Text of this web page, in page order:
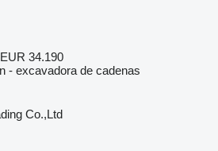
34.190
- excavadora de cadenas
Co.,Ltd